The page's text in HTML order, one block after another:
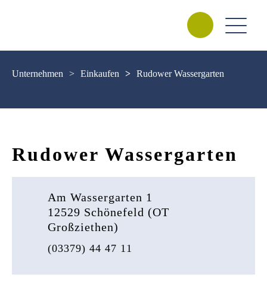
Unternehmen > Einkaufen > Rudower Wassergarten
Rudower Wassergarten
Am Wassergarten 1
12529 Schönefeld (OT
Großziethen)
(03379) 44 47 11